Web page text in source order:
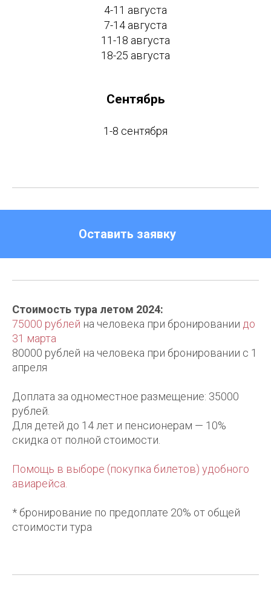
4-11 августа
7-14 августа
11-18 августа
18-25 августа
Сентябрь
1-8 сентября
Оставить заявку
Стоимость тура летом 2024:
75000 рублей на человека при бронировании до
31 марта
80000 рублей на человека при бронировании с 1
апреля
Доплата за одноместное размещение: 35000
рублей.
Для детей до 14 лет и пенсионерам — 10%
скидка от полной стоимости.
Помощь в выборе (покупка билетов) удобного
авиарейса.
* бронирование по предоплате 20% от общей
стоимости тура